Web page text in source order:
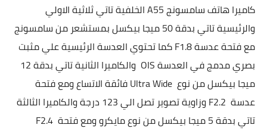
كاميرا هاتف سامسونجA55الخلفية تاتي ثلاثية الاولي
والرئيسية تاتي بدقة 50 ميجا بيكسل بمستشعر من سامسونج
مع فتحة عدسةF1.8كما تحتوي العدسة الرئيسية علي مثبت
بصري مدمج في العدسةOIS
والكاميرا الثانية تاتي بدقة 12
ميجا بيكسل من نوع Ultra Wideفائقة الاتساع ومع فتحة
عدسة F2.2
وزاوية تصوير تصل الي 123 درجة والكاميرا الثالثة
تاتي بدقة 5 ميجا بيكسل
من نوع مايكرو ومع فتحة F2.4